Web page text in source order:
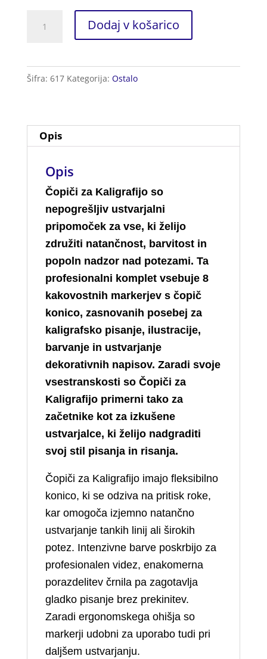
količina
Dodaj v košarico
Šifra: 617 Kategorija: Ostalo
Opis
Opis
Čopiči za Kaligrafijo so
nepogrešljiv ustvarjalni
pripomoček za vse, ki želijo
združiti natančnost, barvitost in
popoln nadzor nad potezami. Ta
profesionalni komplet vsebuje 8
kakovostnih markerjev s čopič
konico, zasnovanih posebej za
kaligrafsko pisanje, ilustracije,
barvanje in ustvarjanje
dekorativnih napisov. Zaradi svoje
vsestranskosti so Čopiči za
Kaligrafijo primerni tako za
začetnike kot za izkušene
ustvarjalce, ki želijo nadgraditi
svoj stil pisanja in risanja.
Čopiči za Kaligrafijo imajo fleksibilno
konico, ki se odziva na pritisk roke,
kar omogoča izjemno natančno
ustvarjanje tankih linij ali širokih
potez. Intenzivne barve poskrbijo za
profesionalen videz, enakomerna
porazdelitev črnila pa zagotavlja
gladko pisanje brez prekinitev.
Zaradi ergonomskega ohišja so
markerji udobni za uporabo tudi pri
daljšem ustvarjanju.